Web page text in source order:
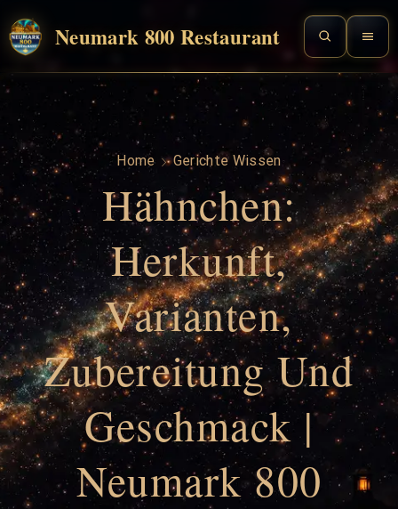
Neumark 800 Restaurant
Home Gerichte Wissen
Hähnchen:
Herkunft,
Varianten,
Zubereitung Und
Geschmack |
Neumark 800